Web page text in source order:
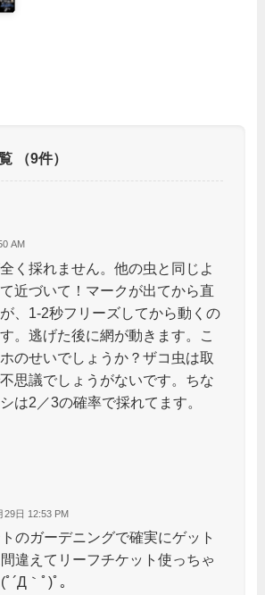
（9件）
AM
く採れません。他の虫と同じよ
近づいて！マークが出てから直
、1-2秒フリーズしてから動くの
。逃げた後に網が動きます。こ
のせいでしょうか？ザコ虫は取
思議でしょうがないです。ちな
は2／3の確率で採れてます。
29日 12:53 PM
のガーデニングで確実にゲット
違えてリーフチケット使っちゃ
ﾟ´Д｀ﾟ)ﾟ｡